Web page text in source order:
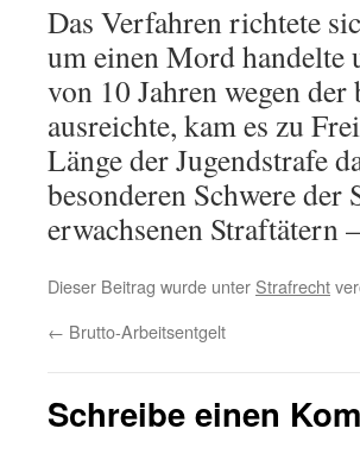
Das Verfahren richtete
um einen Mord handelte
von 10 Jahren wegen
ausreichte, kam es zu
Länge der Jugendstrafe
besonderen Schwere der
erwachsenen
Dieser Beitrag wurde unter Strafrecht
← Brutto-Arbeitsentgelt
Schreibe einen